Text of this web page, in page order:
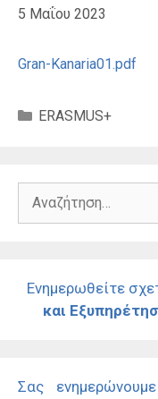
5 Μαΐου 2023
Gran-Kanaria01.pdf
Κατηγορίες
ERASMUS+
Αναζήτηση
Ενημερωθείτε
και
Σας